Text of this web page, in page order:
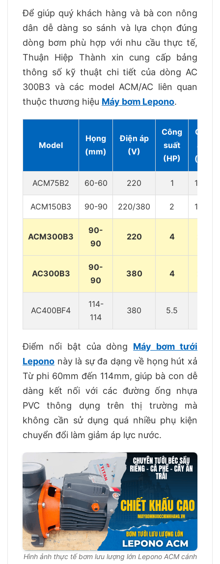
Để giúp quý khách hàng và bà con nông
dân dễ dàng so sánh và lựa chọn đúng
dòng bơm phù hợp với nhu cầu thực tế,
Thuận Hiệp Thành xin cung cấp bảng
thông số kỹ thuật chi tiết của dòng AC
300B3 và các model ACM/AC liên quan
thuộc thương hiệu Máy bơm Lepono.
Model
Họng
(mm)
Điện áp
(V)
Công
suất
(HP)
Cột
áp
(m)
ACM75B2 60-60 220 1 13,7
ACM150B3 90-90 220/380 2 14,7
ACM300B3
90-
90
220 4
AC300B3
90-
90
380 4
AC400BF4
114-
114
380 5.5
Điểm nổi bật của dòng Máy bơm tưới
Lepono này là sự đa dạng về họng hút xả
Từ phi 60mm đến 114mm, giúp bà con dễ
dàng kết nối với các đường ống nhựa
PVC thông dụng trên thị trường mà
không cần sử dụng quá nhiều phụ kiện
chuyển đổi làm giảm áp lực nước.
Hình ảnh thực tế bơm lưu lượng lớn Lepono ACM cánh